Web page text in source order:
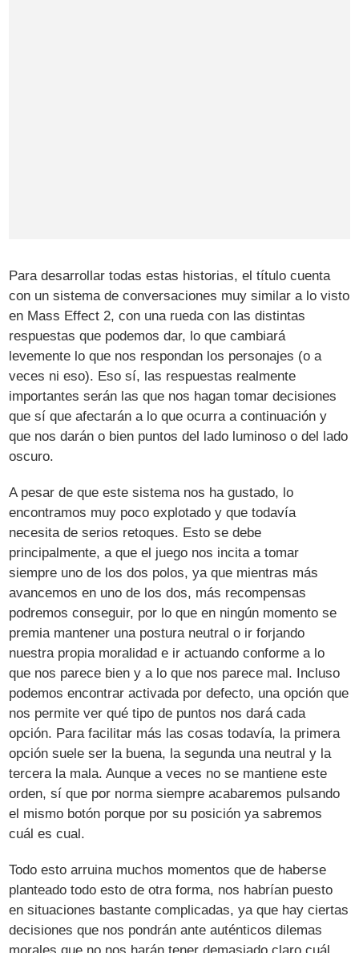
Para desarrollar todas estas historias, el título cuenta
con un sistema de conversaciones muy similar a lo visto
en Mass Effect 2, con una rueda con las distintas
respuestas que podemos dar, lo que cambiará
levemente lo que nos respondan los personajes (o a
veces ni eso). Eso sí, las respuestas realmente
importantes serán las que nos hagan tomar decisiones
que sí que afectarán a lo que ocurra a continuación y
que nos darán o bien puntos del lado luminoso o del lado
oscuro.
A pesar de que este sistema nos ha gustado, lo
encontramos muy poco explotado y que todavía
necesita de serios retoques. Esto se debe
principalmente, a que el juego nos incita a tomar
siempre uno de los dos polos, ya que mientras más
avancemos en uno de los dos, más recompensas
podremos conseguir, por lo que en ningún momento se
premia mantener una postura neutral o ir forjando
nuestra propia moralidad e ir actuando conforme a lo
que nos parece bien y a lo que nos parece mal. Incluso
podemos encontrar activada por defecto, una opción que
nos permite ver qué tipo de puntos nos dará cada
opción. Para facilitar más las cosas todavía, la primera
opción suele ser la buena, la segunda una neutral y la
tercera la mala. Aunque a veces no se mantiene este
orden, sí que por norma siempre acabaremos pulsando
el mismo botón porque por su posición ya sabremos
cuál es cual.
Todo esto arruina muchos momentos que de haberse
planteado todo esto de otra forma, nos habrían puesto
en situaciones bastante complicadas, ya que hay ciertas
decisiones que nos pondrán ante auténticos dilemas